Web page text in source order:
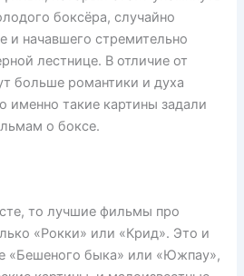
боксёра, случайно
и начавшего стремительно
лестнице. В отличие от
больше романтики и духа
именно такие картины задали
о боксе.
то лучшие фильмы про
«Рокки» или «Крид». Это и
«Бешеного быка» или «Южпау»,